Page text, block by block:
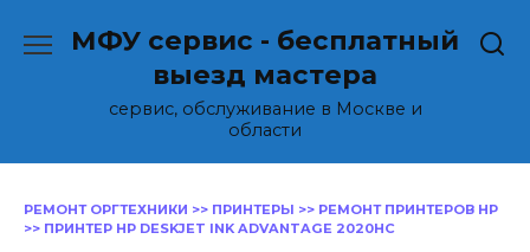
МФУ сервис - бесплатный
выезд мастера
сервис, обслуживание в Москве и
области
РЕМОНТ ОРГТЕХНИКИ >> ПРИНТЕРЫ >> РЕМОНТ ПРИНТЕРОВ HP
>> ПРИНТЕР HP DESKJET INK ADVANTAGE 2020HC